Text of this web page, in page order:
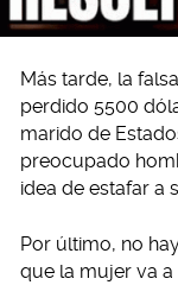
Más tarde, la
perdido 5500
marido de
preocupado
idea de estafar a
Por último, no
que la mujer va